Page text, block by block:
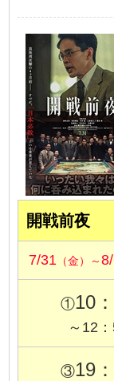
開戦前夜
7/31 （金）～
①10
～12
③19